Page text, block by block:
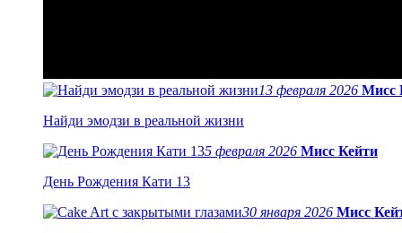
13 февраля 2026 Мисс
Найди эмодзи в реальной жизни
5 февраля 2026 Мисс Кейти
День Рождения Кати 13
30 января 2026 Мисс